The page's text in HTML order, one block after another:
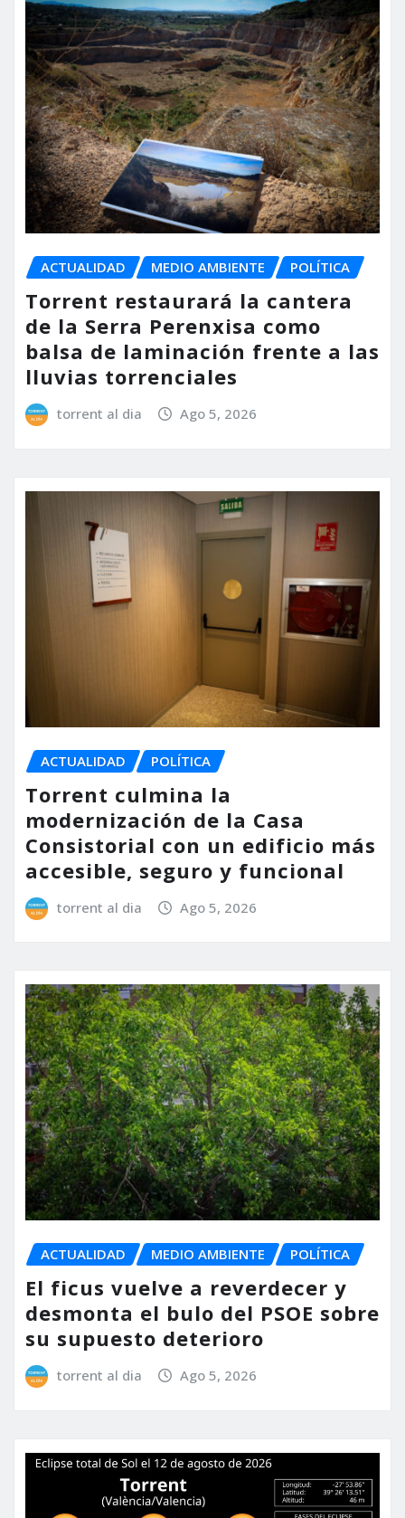
ACTUALIDAD MEDIO AMBIENTE POLÍTICA
Torrent restaurará la cantera
de la Serra Perenxisa como
balsa de laminación frente a las
lluvias torrenciales
torrent al dia Ago 5, 2026
ACTUALIDAD POLÍTICA
Torrent culmina la
modernización de la Casa
Consistorial con un edificio más
accesible, seguro y funcional
torrent al dia Ago 5, 2026
ACTUALIDAD MEDIO AMBIENTE POLÍTICA
El ficus vuelve a reverdecer y
desmonta el bulo del PSOE sobre
su supuesto deterioro
torrent al dia Ago 5, 2026